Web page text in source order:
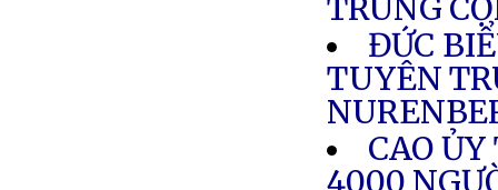
TRUNG
ĐỨC
TUYÊN
CAO